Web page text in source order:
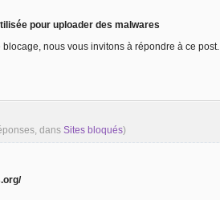
pour uploader des malwares
nous vous invitons à répondre à ce post.
dans Sites bloqués)